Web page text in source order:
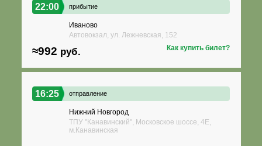
22:00 прибытие
Иваново
Автовокзал, ул. Лежневская, 152
≈992 руб. Как купить билет?
16:25 отправление
Нижний Новгород
ТПУ "Канавинский", Московское шоссе, 4Е,
м.Канавинская